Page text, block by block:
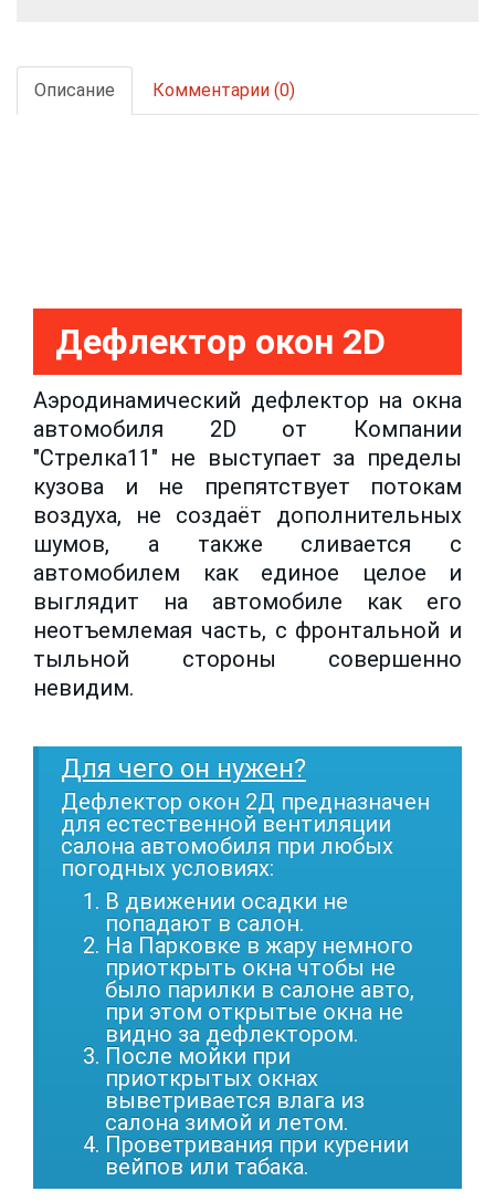
Описание Комментарии (0)
Дефлектор окон 2D
Аэродинамический дефлектор на окна
автомобиля 2D от Компании
"Стрелка11" не выступает за пределы
кузова и не препятствует потокам
воздуха, не создаёт дополнительных
шумов, а также сливается с
автомобилем как единое целое и
выглядит на автомобиле как его
неотъемлемая часть, с фронтальной и
тыльной стороны совершенно
невидим.
Для чего он нужен?
Дефлектор окон 2Д предназначен
для естественной вентиляции
салона автомобиля при любых
погодных условиях:
В движении осадки не
попадают в салон.
На Парковке в жару немного
приоткрыть окна чтобы не
было парилки в салоне авто,
при этом открытые окна не
видно за дефлектором.
После мойки при
приоткрытых окнах
выветривается влага из
салона зимой и летом.
Проветривания при курении
вейпов или табака.